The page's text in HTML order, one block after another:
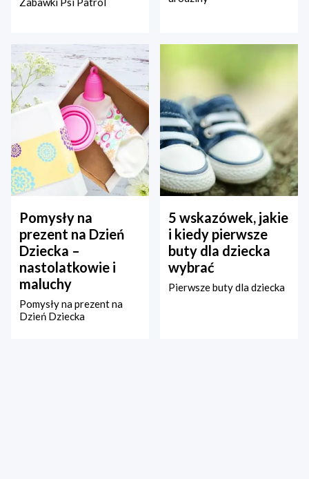
Pomysły na
prezent na Dzień
Dziecka –
nastolatkowie i
maluchy
Pomysły na prezent na
Dzień Dziecka
5 wskazówek, jakie
i kiedy pierwsze
buty dla dziecka
wybrać
Pierwsze buty dla dziecka